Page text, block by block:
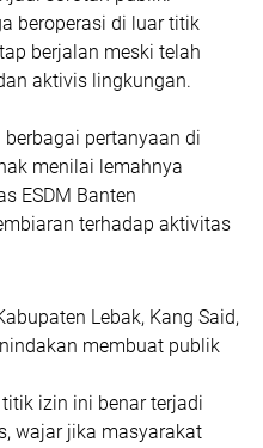
beroperasi di luar titik
berjalan meski telah
aktivis lingkungan.
pertanyaan di
menilai lemahnya
ESDM Banten
terhadap aktivitas
Lebak, Kang Said,
membuat publik
izin ini benar terjadi
wajar jika masyarakat